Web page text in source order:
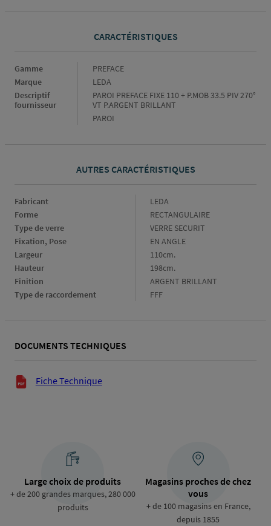
CARACTÉRISTIQUES
Caractéristiques
Gamme
PREFACE
Marque
LEDA
Descriptif
fournisseur
PAROI PREFACE FIXE 110 + P.MOB 33.5 PIV 270°
VT P.ARGENT BRILLANT
PAROI
AUTRES CARACTÉRISTIQUES
Fabricant Fabricant
LEDA
Forme
Forme
RECTANGULAIRE
Type de verre
Type
de
verre
VERRE SECURIT
Fixation, Pose
Fixation,
Pose
EN ANGLE
Largeur
Largeur
110cm.
Hauteur
Hauteur
198cm.
Finition
Finition
ARGENT BRILLANT
Type de raccordement
Type
FFF
DOCUMENTS TECHNIQUES
Documents techniques
Fiche Technique
Large choix de produits
+ de 200 grandes marques, 280 000
produits
Magasins proches de chez
vous
+ de 100 magasins en France,
depuis 1855